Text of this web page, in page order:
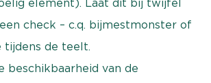
element). Laat dit bij twijfel
check – c.q. bijmestmonster of
tijdens de teelt.
beschikbaarheid van de